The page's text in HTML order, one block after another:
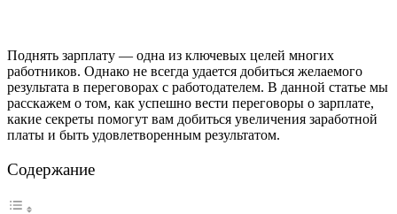
Поднять зарплату — одна из ключевых целей многих
работников. Однако не всегда удается добиться желаемого
результата в переговорах с работодателем. В данной статье мы
расскажем о том, как успешно вести переговоры о зарплате,
какие секреты помогут вам добиться увеличения заработной
платы и быть удовлетворенным результатом.
Содержание